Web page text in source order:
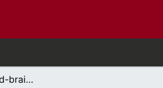
Study of the blood-brain barrier with experimental subarachnoid hemorrhage.